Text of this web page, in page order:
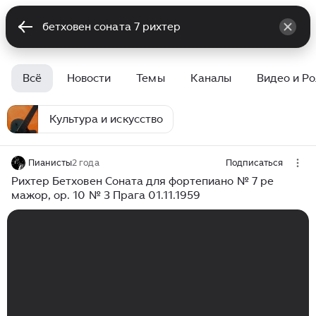
Всё Новости Темы Каналы Видео и
Культура и искусство
Пианисты2 года Подписаться
Рихтер Бетховен Соната для фортепиано № 7 ре
мажор, op. 10 № 3 Прага 01.11.1959